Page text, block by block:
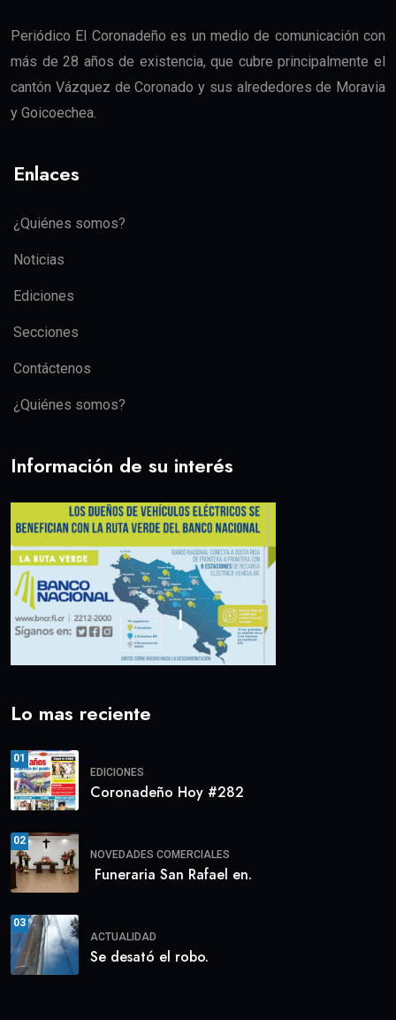
Periódico El Coronadeño es un medio de comunicación con
más de 28 años de existencia, que cubre principalmente el
cantón Vázquez de Coronado y sus alrededores de Moravia
y Goicoechea.
Enlaces
¿Quiénes somos?
Noticias
Ediciones
Secciones
Contáctenos
¿Quiénes somos?
Información de su interés
Lo mas reciente
01
EDICIONES
Coronadeño Hoy #282
02
NOVEDADES COMERCIALES
Funeraria San Rafael en.
03
ACTUALIDAD
Se desató el robo.